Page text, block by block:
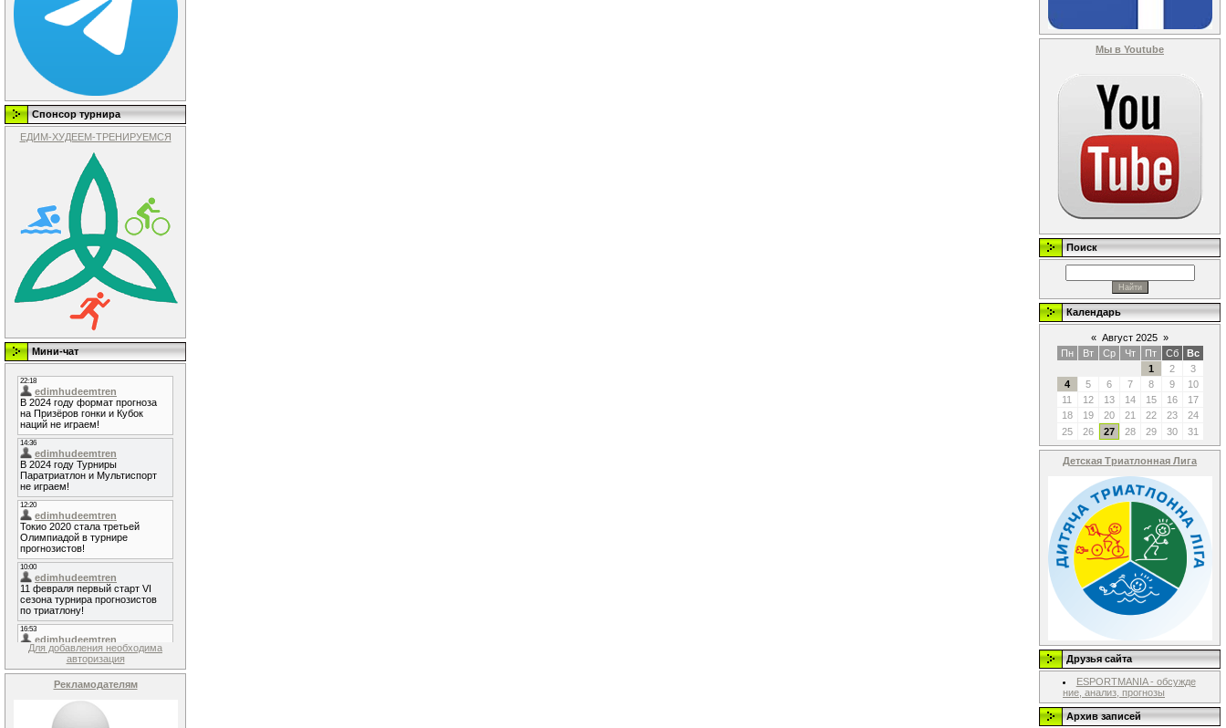
Спонсор турнира
ЕДИМ-ХУДЕЕМ-ТРЕНИРУЕМСЯ
Мини-чат
Для добавления необходима
авторизация
Рекламодателям
Мы в Youtube
Поиск
Календарь
« Август 2025 »
Пн
Вт Ср Чт Пт Сб
Вс
1
2
3
4
5 6 7 8 9
10
11
12 13 14 15 16
17
18
19 20 21 22 23
24
25
26 27 28 29 30 31
Детская Триатлонная Лига
Друзья сайта
ESPORTMANIA - обсужде
ние, анализ, прогнозы
Архив записей